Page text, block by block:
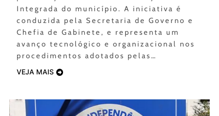
Integrada do município. A iniciativa é
conduzida pela Secretaria de Governo e
Chefia de Gabinete, e representa um
avanço tecnológico e organizacional nos
procedimentos adotados pelas…
VEJA MAIS